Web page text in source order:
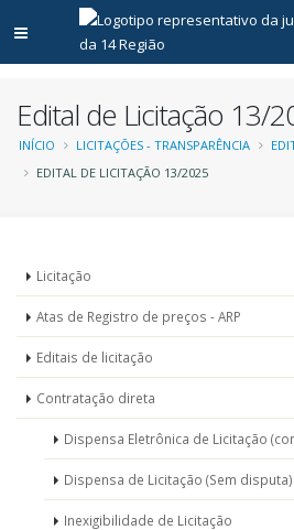
Abrir menu principal
Edital de Licitação 13/
Trilha
INÍCIO LICITAÇÕES - TRANSPARÊNCIA
EDITAL DE LICITAÇÃO 13/2025
Menu
Licitações
Licitação
Atas de Registro de preços - ARP
Editais de licitação
Contratação direta
Dispensa Eletrônica de Licitação
Dispensa de Licitação (Sem disputa)
Inexigibilidade de Licitação